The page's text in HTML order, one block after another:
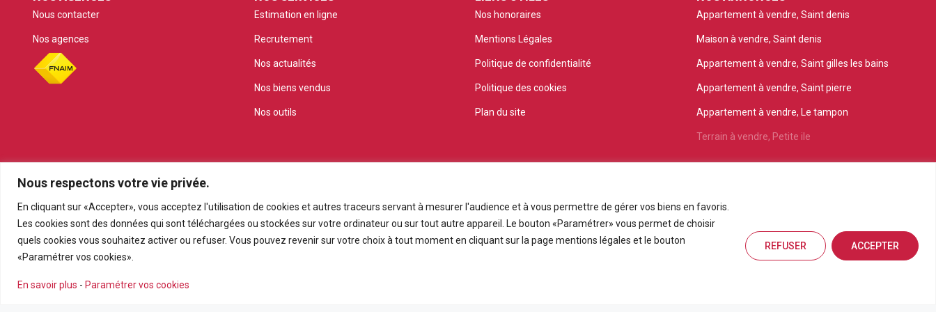
Nous respectons votre vie privée.
En cliquant sur «Accepter», vous acceptez l'utilisation de cookies et autres traceurs servant à mesurer l'audience et à vous permettre de gérer vos biens en favoris.
Les cookies sont des données qui sont téléchargées ou stockées sur votre ordinateur ou sur tout autre appareil. Le bouton «Paramétrer» vous permet de choisir
quels cookies vous souhaitez activer ou refuser. Vous pouvez revenir sur votre choix à tout moment en cliquant sur la page mentions légales et le bouton
«Paramétrer vos cookies».
En savoir plus - Paramétrer vos cookies
REFUSER ACCEPTER
Nous contacter
Nos agences
Estimation en ligne
Recrutement
Nos actualités
Nos biens vendus
Nos outils
Nos honoraires
Mentions Légales
Politique de confidentialité
Politique des cookies
Plan du site
Appartement à vendre, Saint denis
Maison à vendre, Saint denis
Appartement à vendre, Saint gilles les bains
Appartement à vendre, Saint pierre
Appartement à vendre, Le tampon
Terrain à vendre, Petite ile